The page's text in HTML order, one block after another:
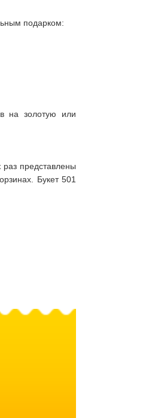
подарком:
на золотую или
представлены
Букет 501